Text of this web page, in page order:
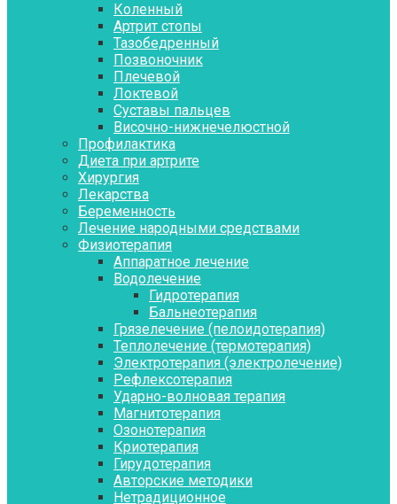
Коленный
Артрит стопы
Тазобедренный
Позвоночник
Плечевой
Локтевой
Суставы пальцев
Височно-нижнечелюстной
Профилактика
Диета при артрите
Хирургия
Лекарства
Беременность
Лечение народными средствами
Физиотерапия
Аппаратное лечение
Водолечение
Гидротерапия
Бальнеотерапия
Грязелечение (пелоидотерапия)
Теплолечение (термотерапия)
Электротерапия (электролечение)
Рефлексотерапия
Ударно-волновая терапия
Магнитотерапия
Озонотерапия
Криотерапия
Гирудотерапия
Авторские методики
Нетрадиционное